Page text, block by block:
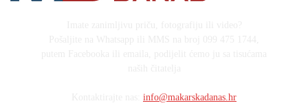
info@makarskadanas.hr